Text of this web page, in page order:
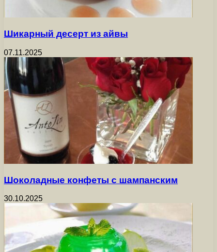
Шикарный десерт из айвы
07.11.2025
Шоколадные конфеты с шампанским
30.10.2025